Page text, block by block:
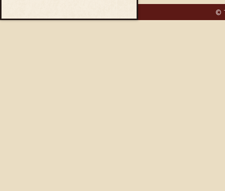
©